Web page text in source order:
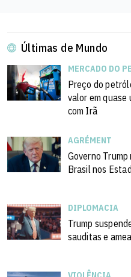
Últimas de Mundo
MERCADO DO
Preço do
valor em quase
com Irã
AGRÉMENT
Governo
Brasil nos
DIPLOMACIA
Trump
sauditas e